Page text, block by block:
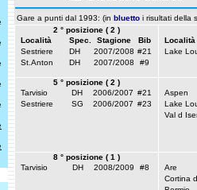
Gare a punti dal 1993: (in bluetto i risultati della
2 ° posizione ( 2 )
Località
Spec. Stagione
Bib
Sestriere
DH 2007/2008 #21
St.Anton
DH 2007/2008 #9
Località
Lake
5 ° posizione ( 2 )
Tarvisio
DH 2006/2007 #21
Sestriere
SG 2006/2007 #23
Aspen
Lake
Val d
8 ° posizione ( 1 )
Tarvisio
DH 2008/2009 #8
Are
Cortina d